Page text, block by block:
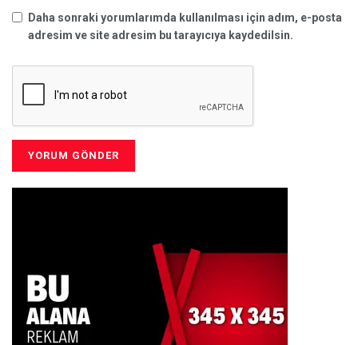
Daha sonraki yorumlarımda kullanılması için adım, e-posta
adresim ve site adresim bu tarayıcıya kaydedilsin.